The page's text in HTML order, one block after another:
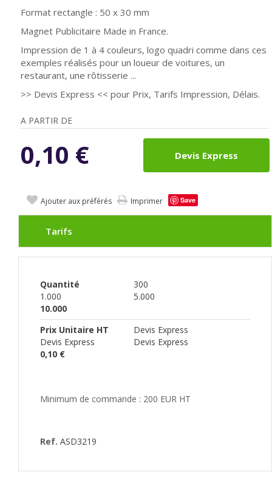
Format rectangle : 50 x 30 mm
Magnet Publicitaire Made in France.
Impression de 1 à 4 couleurs, logo quadri comme dans ces
exemples réalisés pour un loueur de voitures, un
restaurant, une rôtisserie ...
>> Devis Express << pour Prix, Tarifs Impression, Délais.
A PARTIR DE
0,10 € Devis Express
Ajouter aux préférés Imprimer Save
Tarifs
Quantité
300
1.000
5.000
10.000
Prix Unitaire HT
Devis Express
Devis Express
Devis Express
0,10 €
Minimum de commande : 200 EUR HT
Ref. ASD3219